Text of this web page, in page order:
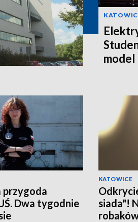
model
przygoda
Dwa tygodnie
KATOWICE
siada"!